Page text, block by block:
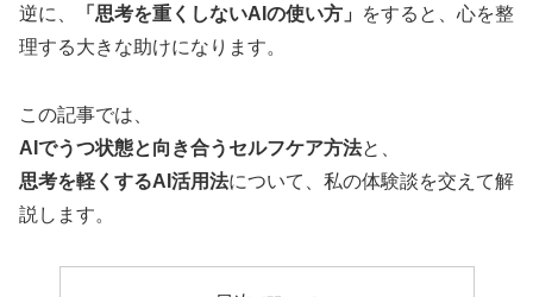
逆に、
「思考を重くしないAIの使い方」
をすると、心を整
理する大きな助けになります。
この記事では、
AIでうつ状態と向き合うセルフケア方法と、
思考を軽くするAI活用法について、私の体験談を交えて解
説します。